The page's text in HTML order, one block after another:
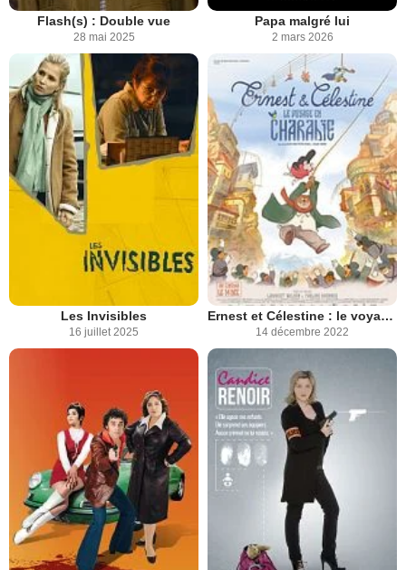
Flash(s) : Double vue
28 mai 2025
Papa malgré lui
2 mars 2026
Les Invisibles
16 juillet 2025
Ernest et Célestine : le voyage en Charabie
14 décembre 2022